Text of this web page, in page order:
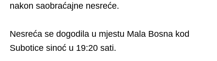
nakon saobraćajne nesreće.
Nesreća se dogodila u mjestu Mala Bosna kod
Subotice sinoć u 19:20 sati.